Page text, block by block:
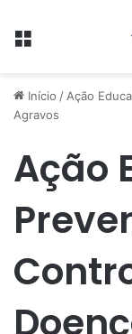
Menu
Início /Ação
Agravos
Ação